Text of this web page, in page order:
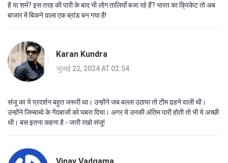
है या शर्म? इस तरह की पारी के बाद भी लोग तालियाँ बजा रहे हैं? भारत का क्रिकेट तो अब
बाजार में बिकने वाला एक ब्रांड बन गया है!
Karan Kundra
जुलाई 22, 2024 AT 02:54
संजू का ये प्रदर्शन बहुत जरूरी था। उन्होंने जब बल्ला उठाया तो टीम ढहने वाली थी।
उन्होंने जिम्बाब्वे के गेंदबाजों को घबरा दिया। अगर ये उनकी अंतिम पारी होती तो भी ये अच्छी
थी। बस इतना कहना है - जारी रखो संजू!